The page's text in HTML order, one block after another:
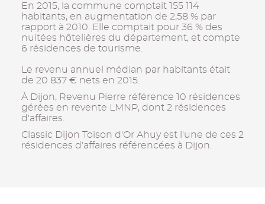
En 2015, la commune comptait 155 114
habitants, en augmentation de 2,58 % par
rapport à 2010. Elle comptait pour 36 % des
nuitées hôtelières du département, et compte
6 résidences de tourisme.
Le revenu annuel médian par habitants était
de 20 837 € nets en 2015.
À Dijon, Revenu Pierre référence 10 résidences
gérées en revente LMNP, dont 2 résidences
d'affaires.
Classic Dijon Toison d'Or Ahuy est l'une de ces 2
résidences d'affaires référencées à Dijon.